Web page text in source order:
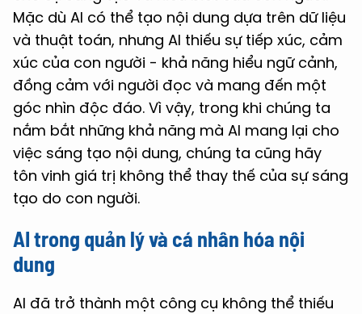
Mặc dù AI có thể tạo nội dung dựa trên dữ liệu
và thuật toán, nhưng AI thiếu sự tiếp xúc, cảm
xúc của con người - khả năng hiểu ngữ cảnh,
đồng cảm với người đọc và mang đến một
góc nhìn độc đáo. Vì vậy, trong khi chúng ta
nắm bắt những khả năng mà AI mang lại cho
việc sáng tạo nội dung, chúng ta cũng hãy
tôn vinh giá trị không thể thay thế của sự sáng
tạo do con người.
AI trong quản lý và cá nhân hóa nội
dung
AI đã trở thành một công cụ không thể thiếu